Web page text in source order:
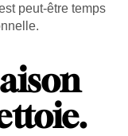
peut-être temps